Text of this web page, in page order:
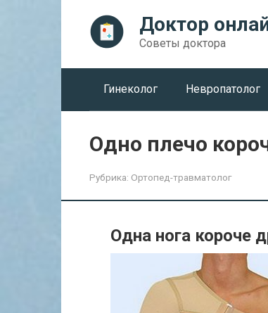
Доктор
Советы доктора
Гинеколог Невропатолог
Одно плечо
Рубрика: Ортопед-травматолог
Одна нога короче